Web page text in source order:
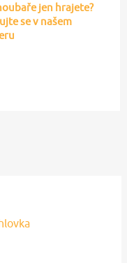
jen hrajete?
se v našem